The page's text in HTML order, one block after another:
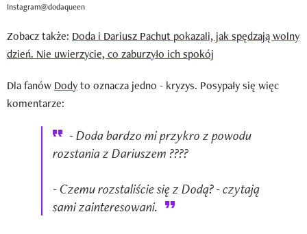
Instagram@dodaqueen
Zobacz także: Doda i Dariusz Pachut pokazali, jak spędzają wolny
dzień. Nie uwierzycie, co zaburzyło ich spokój
Dla fanów Dodyto oznacza jedno - kryzys. Posypały się więc
komentarze:
- Doda bardzo mi przykro z powodu
rozstania z Dariuszem ????
- Czemu rozstaliście się z Dodą? - czytają
sami zainteresowani.